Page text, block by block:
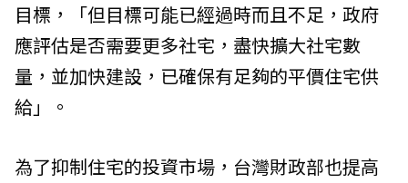
目標，「但目標可能已經過時而且不足，政府
應評估是否需要更多社宅，盡快擴大社宅數
量，並加快建設，已確保有足夠的平價住宅供
給」。
為了抑制住宅的投資市場，台灣財政部也提高